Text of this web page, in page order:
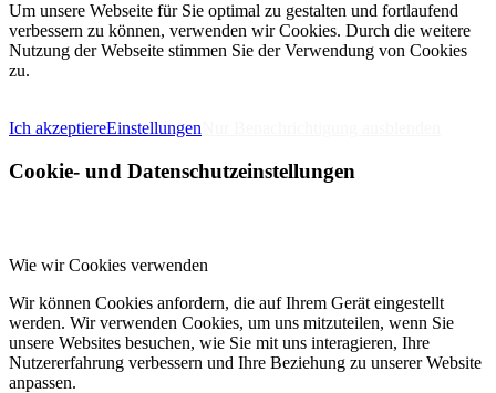
Um unsere Webseite für Sie optimal zu gestalten und fortlaufend
verbessern zu können, verwenden wir Cookies. Durch die weitere
Nutzung der Webseite stimmen Sie der Verwendung von Cookies
zu.
Ich akzeptiereEinstellungen
Cookie- und Datenschutzeinstellungen
Wie wir Cookies verwenden
Wir können Cookies anfordern, die auf Ihrem Gerät eingestellt
werden. Wir verwenden Cookies, um uns mitzuteilen, wenn Sie
unsere Websites besuchen, wie Sie mit uns interagieren, Ihre
Nutzererfahrung verbessern und Ihre Beziehung zu unserer Website
anpassen.